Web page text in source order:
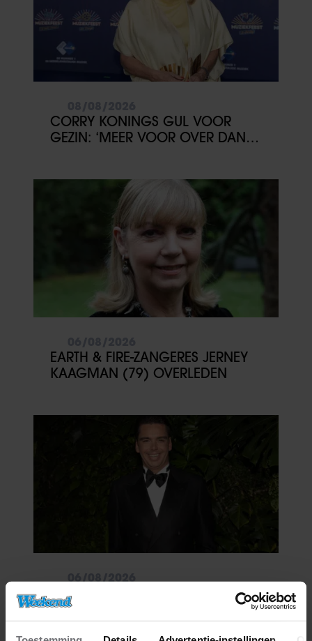
CORRY KONINGS GUL VOOR
GEZIN: ‘MEER VOOR OVER DAN
EARTH & FIRE-ZANGERES JERNEY
KAAGMAN (79) OVERLEDEN
IJZIGE STRIJD KRIJGT BIZARRE
WENDING: YVES BERENDSE
BELANDT TÓCH MET VALENTIJN